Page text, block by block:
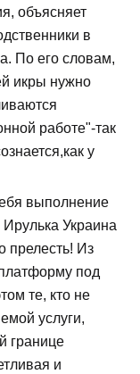
объясняет
в
По его словам,
икры нужно
работе"-так
у
выполнение
Украина
Из
под
те, кто не
услуги,
границе
и